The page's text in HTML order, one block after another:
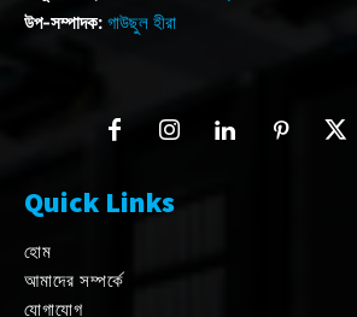
উপ-সম্পাদক: গাউছুল হীরা
Quick Links
হোম
আমাদের সম্পর্কে
যোগাযোগ